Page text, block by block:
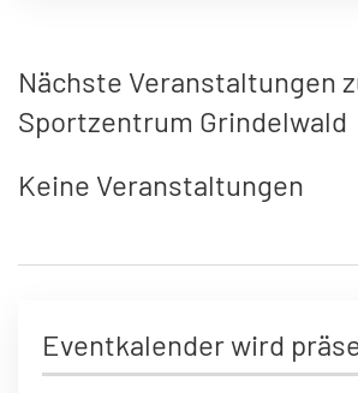
Nächste Veranstaltungen
Sportzentrum Grindelwald
Keine Veranstaltungen
Eventkalender wird